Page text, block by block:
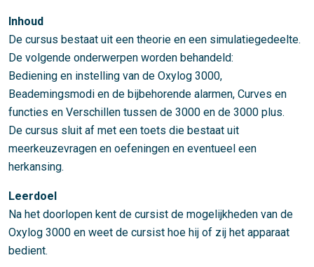
Inhoud
De cursus bestaat uit een theorie en een simulatiegedeelte.
De volgende onderwerpen worden behandeld:
Bediening en instelling van de Oxylog 3000,
Beademingsmodi en de bijbehorende alarmen, Curves en
functies en Verschillen tussen de 3000 en de 3000 plus.
De cursus sluit af met een toets die bestaat uit
meerkeuzevragen en oefeningen en eventueel een
herkansing.
Leerdoel
Na het doorlopen kent de cursist de mogelijkheden van de
Oxylog 3000 en weet de cursist hoe hij of zij het apparaat
bedient.